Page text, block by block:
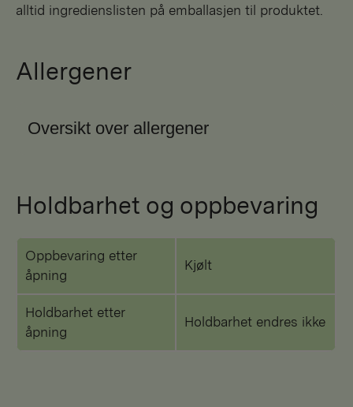
alltid ingredienslisten på emballasjen til produktet.
Allergener
Oversikt over allergener
Holdbarhet og oppbevaring
Oppbevaring etter
åpning
Kjølt
Holdbarhet etter
åpning
Holdbarhet endres ikke